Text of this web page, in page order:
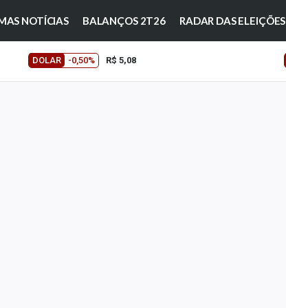
NOTÍCIAS BALANÇOS 2T26 RADAR DAS ELEIÇÕES
DOLAR -0,50% R$ 5,08